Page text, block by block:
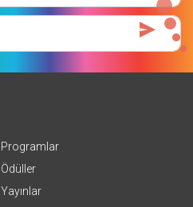
Programlar
Ödüller
Yayınlar